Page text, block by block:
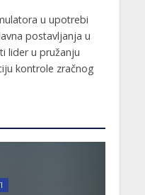
u upotrebi
postavljanja u
lider u pružanju
kontrole zračnog